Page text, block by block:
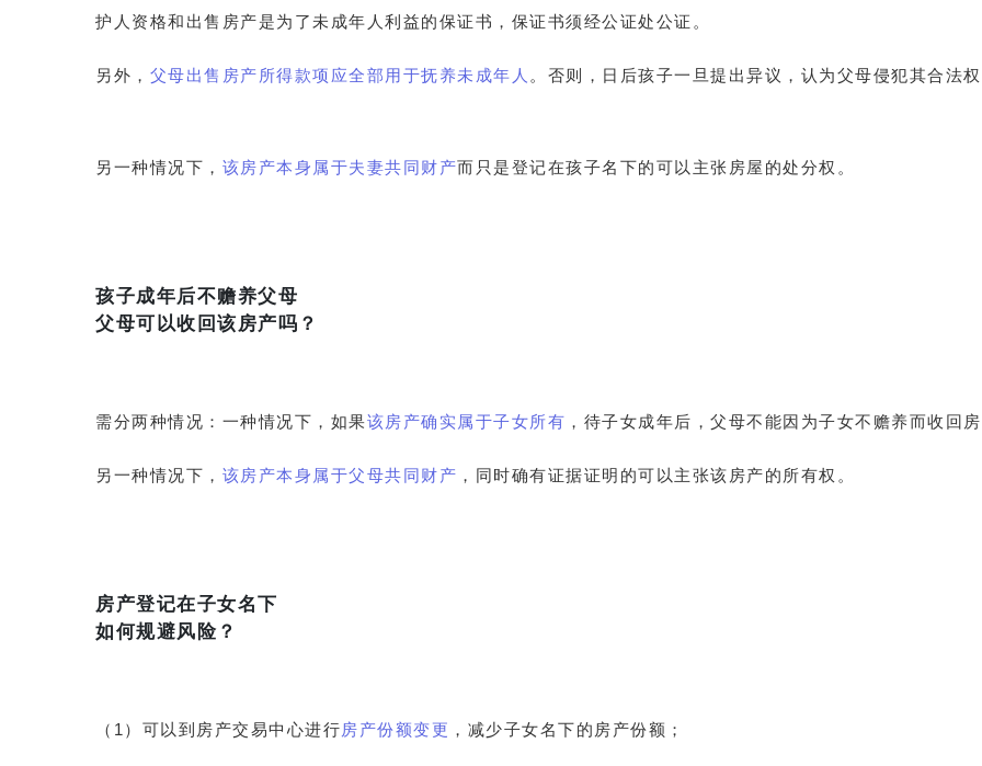
护人资格和出售房产是为了未成年人利益的保证书，保证书须经公证处公证。
另外， 父母出售房产所得款项应全部用于抚养未成年人 。否则，日后孩子一旦提出异议，认为父母侵犯其合法
另一种情况下， 该房产本身属于夫妻共同财产而只是登记在孩子名下的可以主张房屋的处分权。
孩子成年后不赡养父母
父母可以收回该房产吗？
需分两种情况：一种情况下，如果该房产确实属于子女所有 ，待子女成年后，父母不能因为子女不赡养而收回
另一种情况下， 该房产本身属于父母共同财产 ，同时确有证据证明的可以主张该房产的所有权。
房产登记在子女名下
如何规避风险？
（1）可以到房产交易中心进行房产份额变更 ，减少子女名下的房产份额；